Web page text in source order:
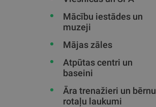
Mācību iestādes un
muzeji
Mājas zāles
Atpūtas centri un
baseini
Āra trenažieri un bērnu
rotaļu laukumi